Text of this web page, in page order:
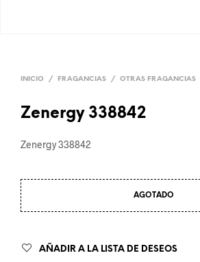
INICIO / FRAGANCIAS / OTRAS FRAGANCIAS
Zenergy 338842
Zenergy 338842
AGOTADO
AÑADIR A LA LISTA DE DESEOS